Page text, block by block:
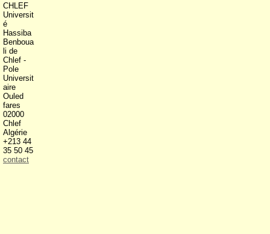
CHLEF
Universit
é
Hassiba
Benboua
li de
Chlef -
Pole
Universit
aire
Ouled
fares
02000
Chlef
Algérie
+213 44
35 50 45
contact